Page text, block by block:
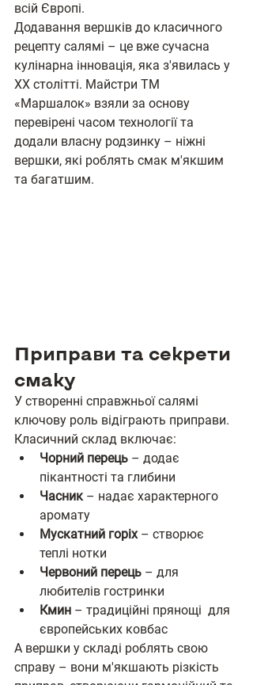
всій Європі.
Додавання вершків до класичного
рецепту салямі – це вже сучасна
кулінарна інновація, яка з'явилась у
ХХ столітті. Майстри ТМ
«Маршалок» взяли за основу
перевірені часом технології та
додали власну родзинку – ніжні
вершки, які роблять смак м'якшим
та багатшим.
Приправи та секрети
смаку
У створенні справжньої салямі
ключову роль відіграють приправи.
Класичний склад включає:
Чорний перець – додає
пікантності та глибини
Часник – надає характерного
аромату
Мускатний горіх – створює
теплі нотки
Червоний перець – для
любителів гостринки
Кмин – традиційні прянощі  для
європейських ковбас
А вершки у складі роблять свою
справу – вони м'якшають різкість